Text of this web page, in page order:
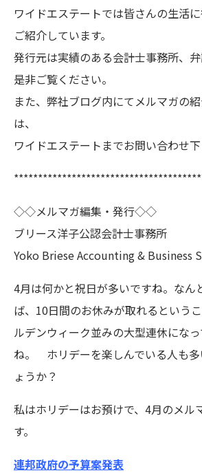
ワイドエステートでは皆さんの生活
ご紹介しています。
発行元は実績のある会計士事務所、
是非ご覧ください。
また、弊社ブログ内にてメルマガの
は、
ワイドエステートまでお問い合わせ下
◇◇メルマガ編集・発行◇◇
ブリース洋子公認会計士事務所
Yoko Briese Accounting & Business
4月は何かと祝日が多いですね。なん
ば、10日間のお休みが取れるという
ルデンウィーク並みの大型連休にな
ね。 ホリデーを楽しんでいる人も多
ょうか？
私はホリデーはお預けで、4月のメル
す。
連邦政府の予算案発表